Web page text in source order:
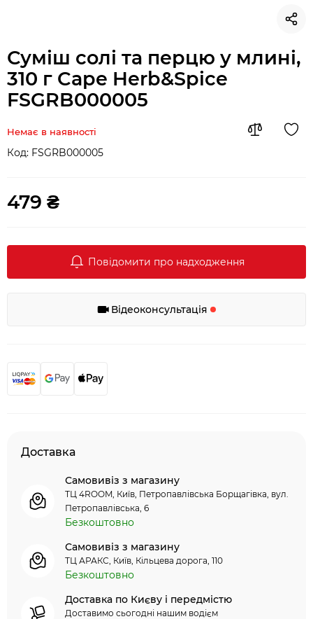
Суміш солі та перцю у млині,
310 г Cape Herb&Spice
FSGRB000005
Немає в наявності
Код: FSGRB000005
479 ₴
Повідомити про надходження
Відеоконсультація
Доставка
Самовивіз з магазину
ТЦ 4ROOM, Київ, Петропавлівська Борщагівка, вул.
Петропавлівська, 6
Безкоштовно
Самовивіз з магазину
ТЦ АРАКС, Київ, Кільцева дорога, 110
Безкоштовно
Доставка по Києву і передмістю
Доставимо сьогодні нашим водієм